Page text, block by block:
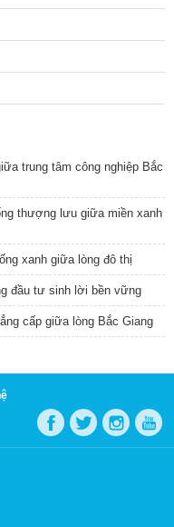
trung tâm công nghiệp Bắc
thượng lưu giữa miền xanh
xanh giữa lòng đô thị
đầu tư sinh lời bền vững
cấp giữa lòng Bắc Giang